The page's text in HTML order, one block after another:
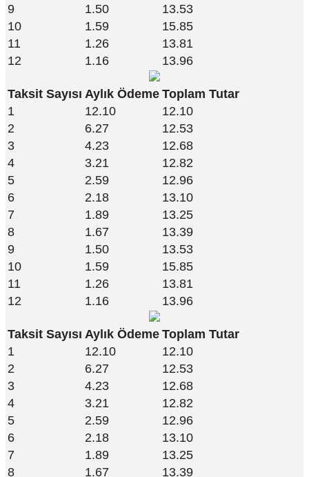
9
1.50
13.53
10
1.59
15.85
11
1.26
13.81
12
1.16 13.96
Taksit Sayısı Aylık Ödeme Toplam Tutar
1
12.10
12.10
2
6.27
12.53
3
4.23
12.68
4
3.21
12.82
5
2.59
12.96
6
2.18
13.10
7
1.89
13.25
8
1.67
13.39
9
1.50
13.53
10
1.59
15.85
11
1.26
13.81
12
1.16 13.96
Taksit Sayısı Aylık Ödeme Toplam Tutar
1
12.10
12.10
2
6.27
12.53
3
4.23
12.68
4
3.21
12.82
5
2.59
12.96
6
2.18
13.10
7
1.89
13.25
8
1.67
13.39